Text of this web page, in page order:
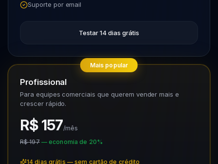
Suporte por email
Testar 14 dias grátis
Mais popular
Profissional
Para equipes comerciais que querem vender mais e
crescer rápido.
R$ 157/mês
R$ 197 — economia de 20%
14 dias grátis — sem cartão de crédito